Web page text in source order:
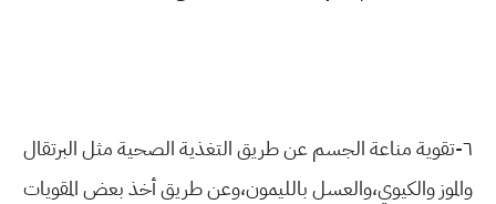
٦-تقوية مناعة الجسم عن طريق التغذية الصحية مثل البرتقال
والموز والكيوي،والعسل بالليمون،وعن طريق أخذ بعض المقويات